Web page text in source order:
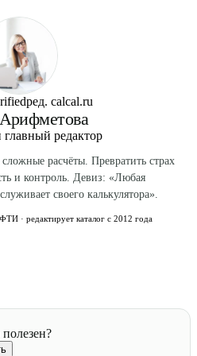
форме при условии
ред. calcal.ru
главный редактор
расчёты. Превратить страх
и контроль. Девиз: «Любая
своего калькулятора».
· редактирует каталог с 2012 года